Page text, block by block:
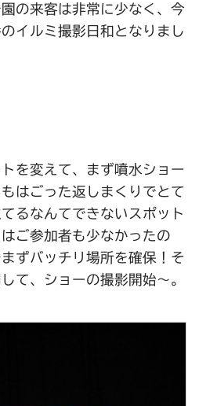
の来客は非常に少なく、今
イルミ撮影日和となりまし
を変えて、まず噴水ショー
はごった返しまくりでとて
るなんてできないスポット
ご参加者も少なかったの
ずバッチリ場所を確保！そ
て、ショーの撮影開始～。